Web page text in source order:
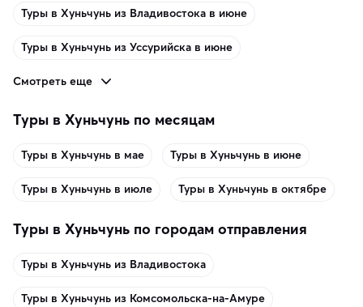
Туры в Хуньчунь из Владивостока в июне
Туры в Хуньчунь из Уссурийска в июне
Смотреть еще
Туры в Хуньчунь по месяцам
Туры в Хуньчунь в мае Туры в Хуньчунь в июне
Туры в Хуньчунь в июле Туры в Хуньчунь в октябре
Туры в Хуньчунь по городам отправления
Туры в Хуньчунь из Владивостока
Туры в Хуньчунь из Комсомольска-на-Амуре